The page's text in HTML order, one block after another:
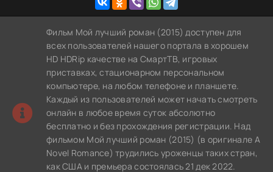
Фильм Мой лучший роман (2015) доступен для
всех пользователей нашего портала в хорошем
HD HDRip качестве на СмартТВ, игровых
приставках, стационарном персональном
компьютере, на любом телефоне и планшете.
Каждый из пользователей может начать смотреть
онлайн в любое время суток абсолютно
бесплатно и без прохождения регистрации. Над
фильмом Мой лучший роман (2015) (в оригинале A
Novel Romance) трудились уроженцы таких стран,
как США и премьера состоялась 21 дек 2022.